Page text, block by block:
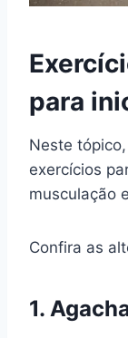
para
Neste
exercícios
musculação
Confira as
1.